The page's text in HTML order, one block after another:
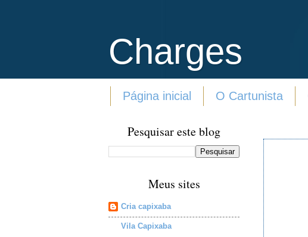
Charges
Página inicial O Cartunista
Pesquisar este blog
Meus sites
Cria capixaba
Vila Capixaba